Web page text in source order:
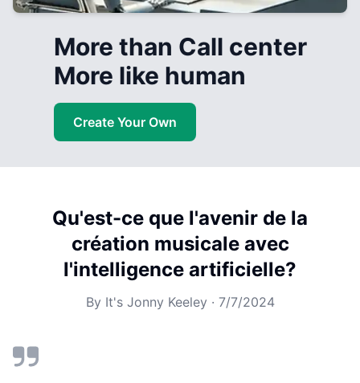
More than Call center
More like human
Create Your Own
Qu'est-ce que l'avenir de la
création musicale avec
l'intelligence artificielle?
By It's Jonny Keeley · 7/7/2024